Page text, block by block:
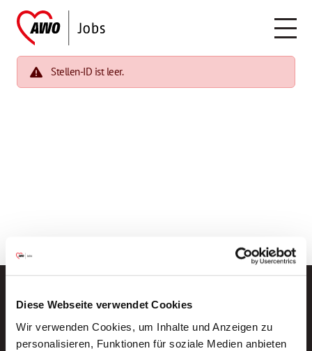
Diese Webseite verwendet Cookies
Wir verwenden Cookies, um Inhalte und Anzeigen zu
personalisieren, Funktionen für soziale Medien anbieten
Stellen-ID ist leer.
Neue Stellen per E-Mail.